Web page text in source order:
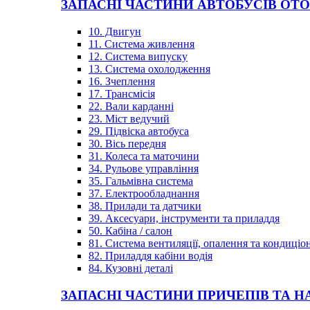
ЗАПАСНІ ЧАСТИНИ АВТОБУСІВ
10. Двигун
11. Система живлення
12. Система випуску
13. Система охолодження
16. Зчеплення
17. Трансмісія
22. Вали карданні
23. Міст ведучий
29. Підвіска автобуса
30. Вісь передня
31. Колеса та маточини
34. Рульове управління
35. Гальмівна система
37. Електрообладнання
38. Прилади та датчики
39. Аксесуари, інструменти та приладдя
50. Кабіна / салон
81. Система вентиляції, опалення та
82. Приладдя кабіни водія
84. Кузовні деталі
ЗАПАСНІ ЧАСТИНИ ПРИЧЕПІВ ТА